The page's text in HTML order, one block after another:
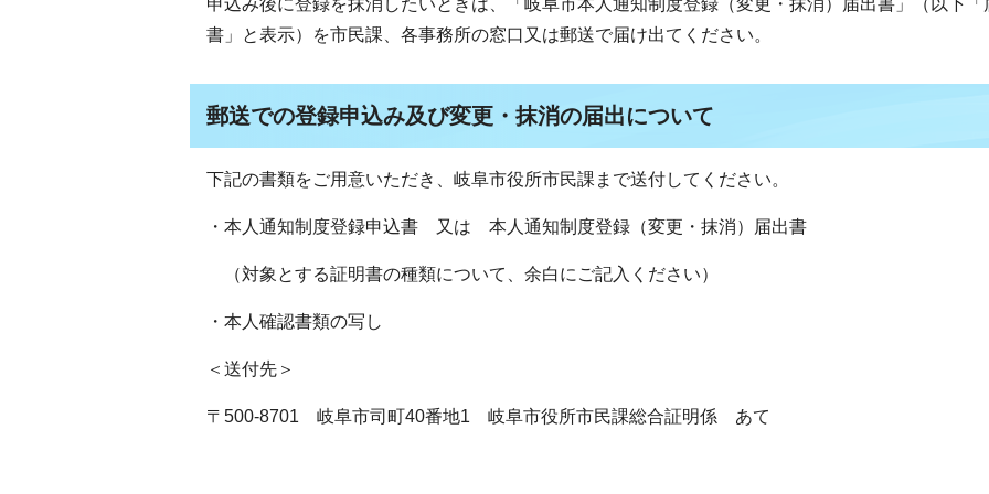
申込み後に登録を抹消したいときは、「岐阜市本人通知制度登録（変更・抹消）届出書」（以下「
書」と表示）を市民課、各事務所の窓口又は郵送で届け出てください。
郵送での登録申込み及び変更・抹消の届出について
下記の書類をご用意いただき、岐阜市役所市民課まで送付してください。
・本人通知制度登録申込書 又は 本人通知制度登録（変更・抹消）届出書
（対象とする証明書の種類について、余白にご記入ください）
・本人確認書類の写し
＜送付先＞
〒500-8701 岐阜市司町40番地1 岐阜市役所市民課総合証明係 あて